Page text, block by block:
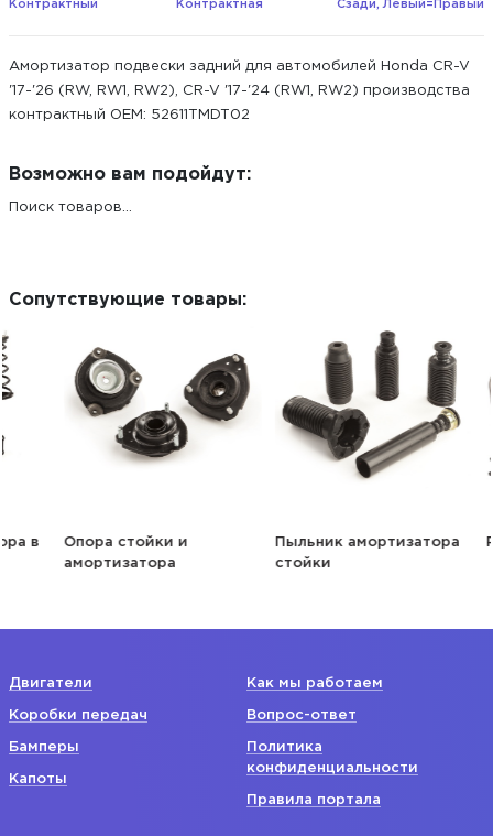
Контрактный Контрактная Сзади, Левый=Правый
Амортизатор подвески задний для автомобилей Honda CR-V
'17-'26 (RW, RW1, RW2), CR-V '17-'24 (RW1, RW2) производства
контрактный ОЕМ: 52611TMDT02
Возможно вам подойдут:
Поиск товаров...
Сопутствующие товары:
Опора стойки и
амортизатора
Пыльник амортизатора
стойки
Рычаг
Двигатели
Коробки передач
Бамперы
Капоты
Как мы работаем
Вопрос-ответ
Политика
конфиденциальности
Правила портала